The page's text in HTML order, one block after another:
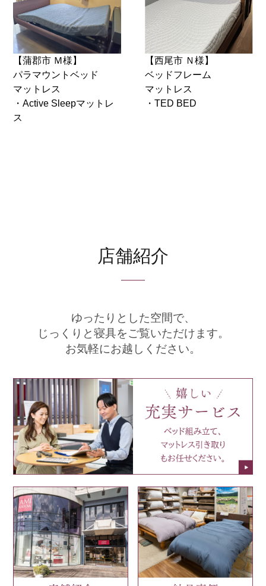
【蒲郡市 Ｍ様】
パラマウントベッド
マットレス
・Active Sleepマットレ
ス
【西尾市 Ｎ様】
ベッドフレーム
マットレス
・TED BED
店舗紹介
ゆったりとした空間で、
じっくりと寝具をご覧いただけます。
お気軽にお越しください。